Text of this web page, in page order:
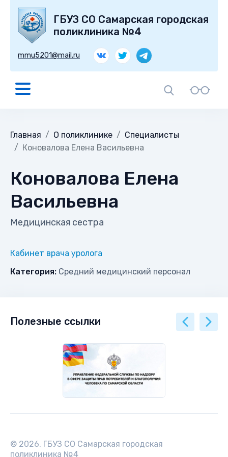
ГБУЗ СО Самарская городская
поликлиника №4
mmu5201@mail.ru
Главная О поликлинике
Специалисты
Коновалова Елена Васильевна
Коновалова Елена
Васильевна
Медицинская сестра
Кабинет врача уролога
Категория: Средний медицинский персонал
Полезные ссылки
© 2026. ГБУЗ СО Самарская городская
поликлиника №4